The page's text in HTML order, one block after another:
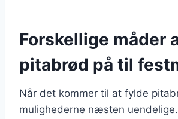
Forskellige måder
pitabrød på til
Når det kommer til at fylde
mulighederne næsten